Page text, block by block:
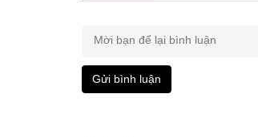
Gửi bình luận